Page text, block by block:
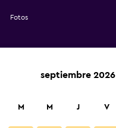
Fotos
septiembre 2026
M M J V